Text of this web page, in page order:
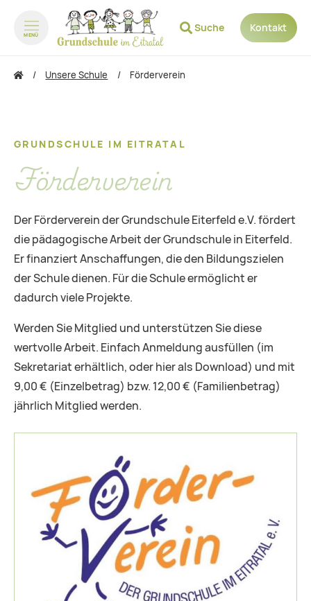
MENÜ
Suche Kontakt
zum Inhalt springen
Unsere Schule Förderverein
GRUNDSCHULE IM EITRATAL
Förderverein
Der Förderverein der Grundschule Eiterfeld e.V. fördert
die pädagogische Arbeit der Grundschule in Eiterfeld.
Er finanziert Anschaffungen, die den Bildungszielen
der Schule dienen. Für die Schule ermöglicht er
dadurch viele Projekte.
Werden Sie Mitglied und unterstützen Sie diese
wertvolle Arbeit. Einfach Anmeldung ausfüllen (im
Sekretariat erhältlich, oder hier als Download) und mit
9,00 € (Einzelbetrag) bzw. 12,00 € (Familienbetrag)
jährlich Mitglied werden.